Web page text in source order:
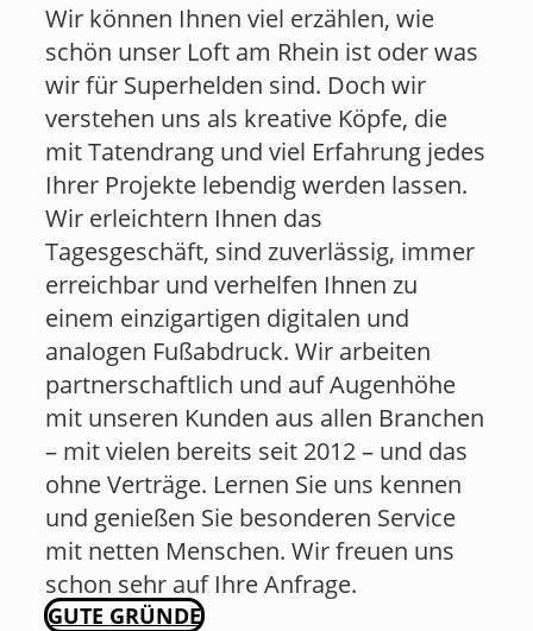
Wir können Ihnen viel erzählen, wie
schön unser Loft am Rhein ist oder was
wir für Superhelden sind. Doch wir
verstehen uns als kreative Köpfe, ​die
mit Tatendrang und viel Erfahrung jedes
Ihrer Projekte lebendig werden lassen.
Wir erleichtern Ihnen das
Tagesgeschäft, sind zuverlässig, immer
erreichbar und verhelfen Ihnen zu
einem einzigartigen digitalen und
analogen Fußabdruck. Wir arbeiten
partnerschaftlich und auf Augenhöhe
mit unseren Kunden aus allen Branchen
– mit vielen bereits seit 2012 – und das
ohne Verträge. Lernen Sie uns kennen
und genießen Sie besonderen Service
mit netten Menschen. Wir freuen uns
schon sehr auf Ihre Anfrage.
GUTE GRÜNDE